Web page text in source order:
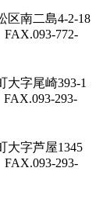
区南二島4-2-18
772-
大字尾崎393-1
293-
大字芦屋1345
293-